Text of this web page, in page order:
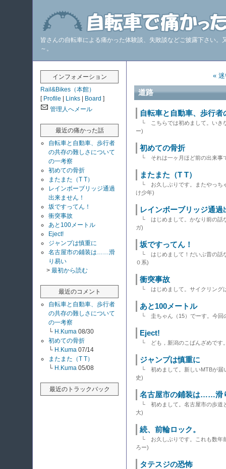
皆さんの自転車による痛かった体験談、失敗談などご披露下さい
～。
インフォメーション
Rail&Bikes（本館）
[ Profile Links Board ]
管理人へメール
最近の痛かった話
自転車と自動車、歩行者
の共存の難しさについて
の一考察
初めての骨折
またまた（T T）
レインボーブリッジ通過
出来ません！
坂ですってん！
衝突事故
あと100メートル
Eject!
ジャンプは慎重に
名古屋市の鋪装は……滑
り易い
> 最初から読む
最近のコメント
自転車と自動車、歩行者
の共存の難しさについて
の一考察
└ H.Kuma 08/30
初めての骨折
└ H.Kuma 07/14
またまた（T T）
└ H.Kuma 05/08
最近のトラックバック
«
道路
自転車と自動車、歩行
└ こちらでは初めまして。いき
ー)
初めての骨折
└ それは一ヶ月ほど前の出来事
またまた（T T）
└ お久しぶりです。またやっち
け少年)
レインボーブリッジ通過
└ はじめまして。かなり前の話
ガ)
坂ですってん！
└ はじめまして！だいぶ昔の話
０系)
衝突事故
└ はじめまして。サイクリング
あと100メートル
└ 圭ちゃん（15）でーす。今回
Eject!
└ ども，新潟のこばんざめです
ジャンプは慎重に
└ 初めまして。新しいMTBが届
史)
名古屋市の鋪装は……滑
└ 初めまして。名古屋市の歩道
大)
続、前輪ロック。
└ お久しぶりです。これも数年
ろー)
タテスジの恐怖